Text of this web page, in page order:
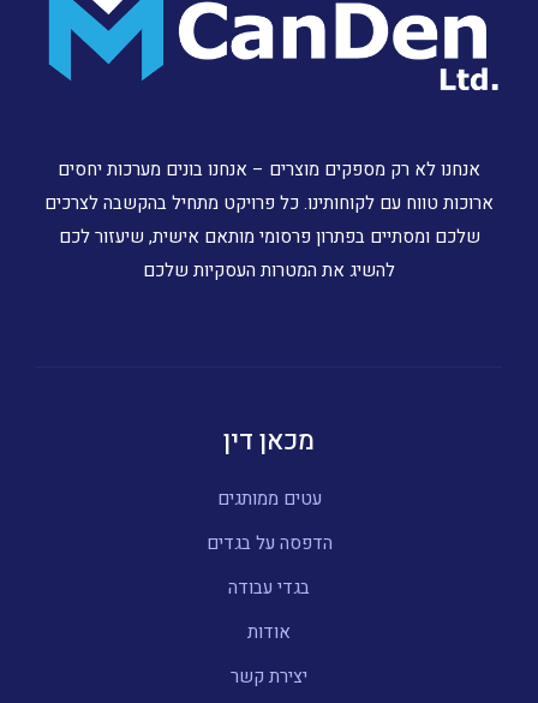
אנחנו לא רק מספקים מוצרים – אנחנו בונים מערכות יחסים
ארוכות טווח עם לקוחותינו. כל פרויקט מתחיל בהקשבה לצרכים
שלכם ומסתיים בפתרון פרסומי מותאם אישית, שיעזור לכם
להשיג את המטרות העסקיות שלכם
מכאן דין
עטים ממותגים
הדפסה על בגדים
בגדי עבודה
אודות
יצירת קשר